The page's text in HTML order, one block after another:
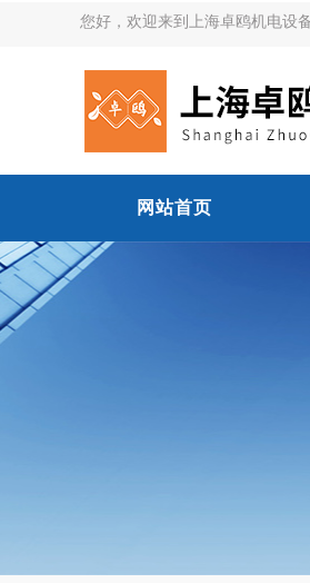
您好，欢迎来到上海卓鸥机电设
网站首页